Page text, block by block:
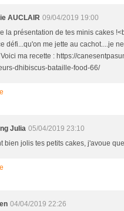
AUCLAIR 09/04/2019 19:00
la présentation de tes minis cakes
défi...qu'on me jette au cachot....je
ma recette : https://
dhibiscus-bataille-food-66/
Julia 05/04/2019 23:10
bien jolis tes petits cakes, j'avoue
04/04/2019 22:26